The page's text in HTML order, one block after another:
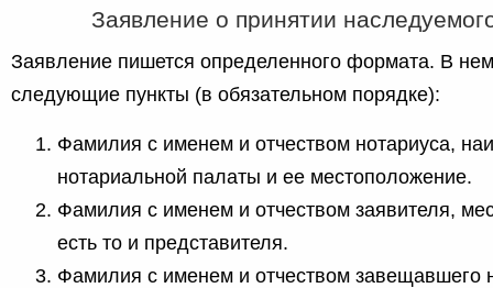
Заявление о принятии
Заявление пишется определенного формата. В
следующие пункты (в обязательном порядке):
Фамилия с именем и отчеством нотариуса,
нотариальной палаты и ее местоположение.
Фамилия с именем и отчеством заявителя,
есть то и представителя.
Фамилия с именем и отчеством завещавшего